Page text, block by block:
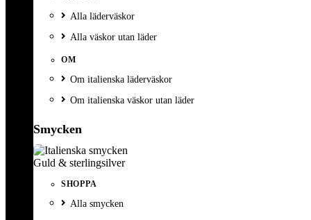
Alla läderväskor
Alla väskor utan läder
OM
Om italienska läderväskor
Om italienska väskor utan läder
Smycken
Guld & sterlingsilver
SHOPPA
Alla smycken